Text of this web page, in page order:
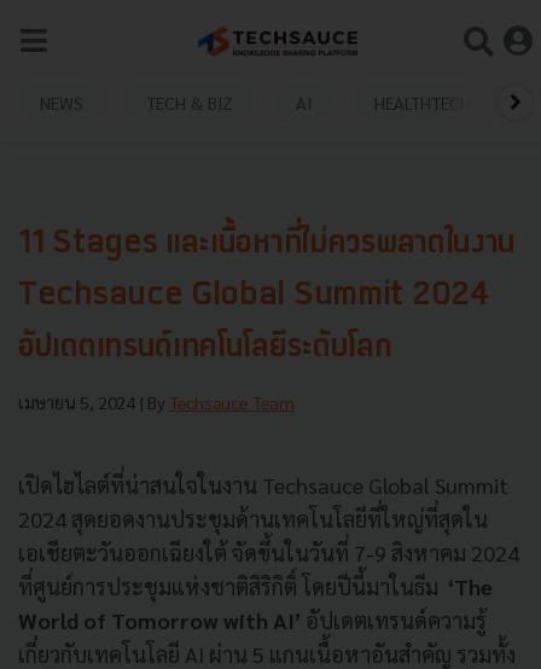
NEWS TECH & BIZ AI HEALTHTECH
11 Stages และเนื้อหาที่ไม่ควรพลาดในงาน
Techsauce Global Summit 2024
อัปเดตเทรนด์เทคโนโลยีระดับโลก
เมษายน 5, 2024 | By Techsauce Team
เปิดไฮไลต์ที่น่าสนใจในงาน Techsauce Global Summit
2024 สุดยอดงานประชุมด้านเทคโนโลยีที่ใหญ่ที่สุดใน
เอเชียตะวันออกเฉียงใต้ จัดขึ้นในวันที่ 7-9 สิงหาคม 2024
ที่ศูนย์การประชุมแห่งชาติสิริกิติ์ โดยปีนี้มาในธีม ‘The
World of Tomorrow with AI’ อัปเดตเทรนด์ความรู้
เกี่ยวกับเทคโนโลยี AI ผ่าน 5 แกนเนื้อหาอันสำคัญ รวมทั้ง